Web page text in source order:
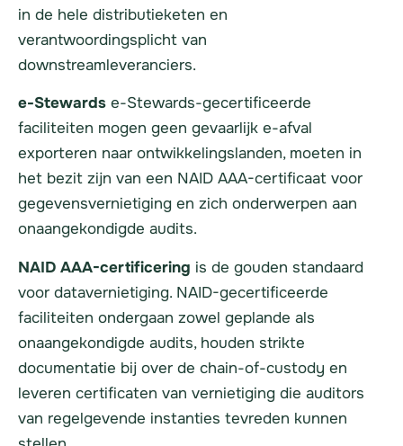
in de hele distributieketen en
verantwoordingsplicht van
downstreamleveranciers.
e-Stewards e-Stewards-gecertificeerde
faciliteiten mogen geen gevaarlijk e-afval
exporteren naar ontwikkelingslanden, moeten in
het bezit zijn van een NAID AAA-certificaat voor
gegevensvernietiging en zich onderwerpen aan
onaangekondigde audits.
NAID AAA-certificering is de gouden standaard
voor datavernietiging. NAID-gecertificeerde
faciliteiten ondergaan zowel geplande als
onaangekondigde audits, houden strikte
documentatie bij over de chain-of-custody en
leveren certificaten van vernietiging die auditors
van regelgevende instanties tevreden kunnen